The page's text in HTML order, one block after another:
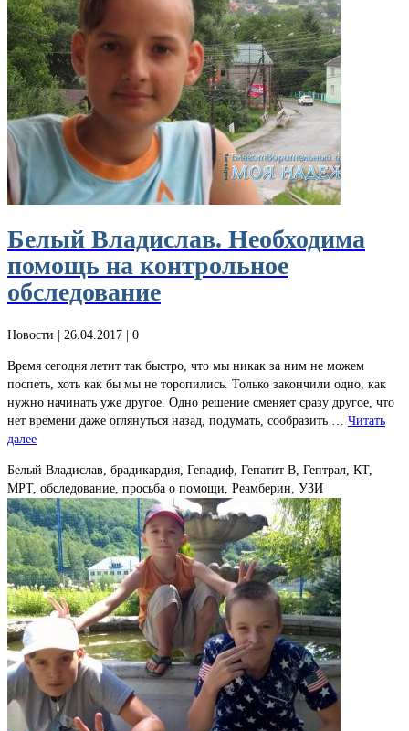
Белый Владислав. Необходима
помощь на контрольное
обследование
Новости | 26.04.2017 | 0
Время сегодня летит так быстро, что мы никак за ним не можем
поспеть, хоть как бы мы не торопились. Только закончили одно, как
нужно начинать уже другое. Одно решение сменяет сразу другое, что
нет времени даже оглянуться назад, подумать, сообразить … Читать
далее
Белый Владислав, брадикардия, Гепадиф, Гепатит В, Гептрал, КТ,
МРТ, обследование, просьба о помощи, Реамберин, УЗИ